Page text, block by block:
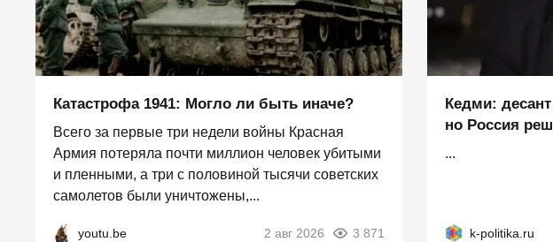
Катастрофа 1941: Могло ли быть иначе?
Всего за первые три недели войны Красная
Армия потеряла почти миллион человек убитыми
и пленными, а три с половиной тысячи советских
самолетов были уничтожены,...
youtu.be 2 авг 2026 3 871
Кедми:
но Россия
...
k-politika.ru